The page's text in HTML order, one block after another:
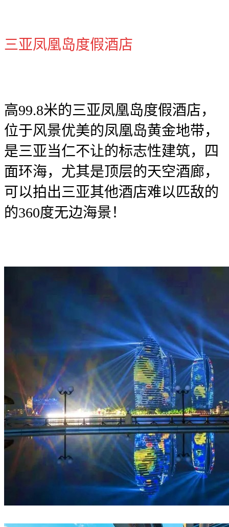
三亚凤凰岛度假酒店
高99.8米的三亚凤凰岛度假酒店，
位于风景优美的凤凰岛黄金地带，
是三亚当仁不让的标志性建筑，四
面环海，尤其是顶层的天空酒廊，
可以拍出三亚其他酒店难以匹敌的
的360度无边海景！